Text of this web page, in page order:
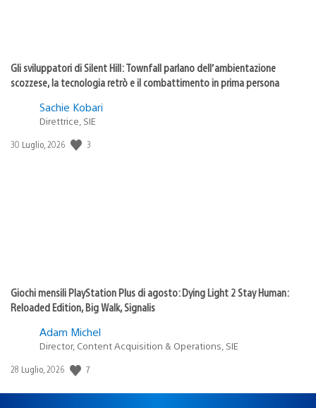
Gli sviluppatori di Silent Hill: Townfall parlano dell’ambientazione
scozzese, la tecnologia retrò e il combattimento in prima persona
Sachie Kobari
Direttrice, SIE
Data
30 Luglio, 2026 3
Giochi mensili PlayStation Plus di agosto: Dying Light 2 Stay Human:
Reloaded Edition, Big Walk, Signalis
Adam Michel
Director, Content Acquisition & Operations, SIE
Data
pubblicazione:
28 Luglio, 2026 7